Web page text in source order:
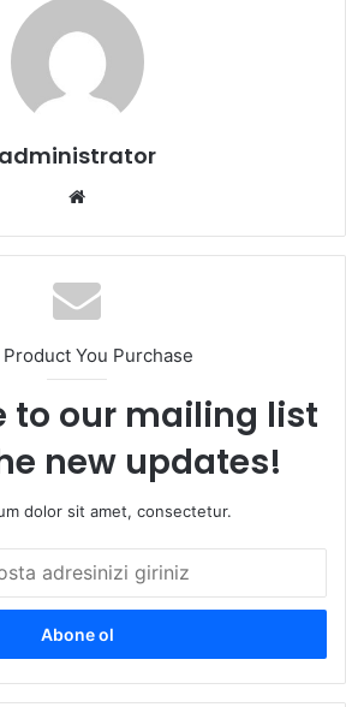
administrator
You Purchase
to our mailing list
new updates!
dolor sit amet, consectetur.